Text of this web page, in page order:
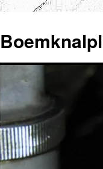
de
inhoud